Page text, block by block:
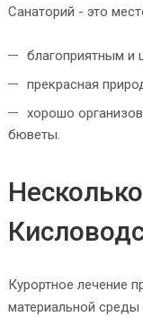
Санаторий - это
благоприятным и
прекрасная
хорошо
бюветы.
Курортное лечение
материальной среды